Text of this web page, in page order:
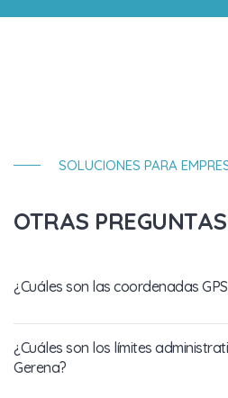
SOLUCIONES PARA
OTRAS
¿Cuáles son las coordenadas
¿Cuáles son los límites
Gerena?